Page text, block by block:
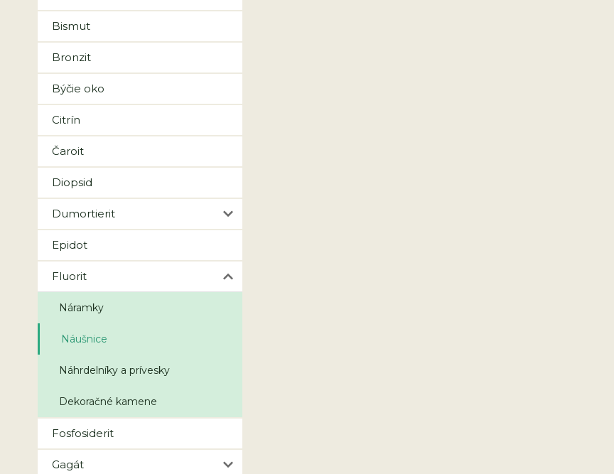
Bismut
Bronzit
Býčie oko
Citrín
Čaroit
Diopsid
Dumortierit
Epidot
Fluorit
Náramky
Náušnice
Náhrdelníky a prívesky
Dekoračné kamene
Fosfosiderit
Gagát